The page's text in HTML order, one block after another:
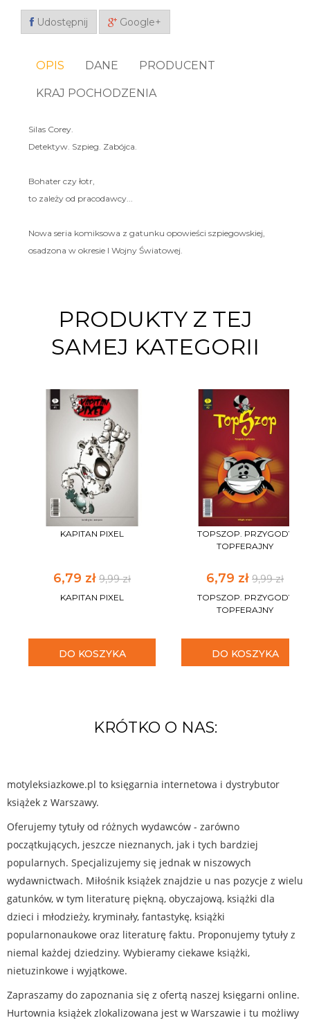
Udostępnij Google+
OPIS DANE PRODUCENT
KRAJ POCHODZENIA
Silas Corey.
Detektyw. Szpieg. Zabójca.
Bohater czy łotr,
to zależy od pracodawcy...
Nowa seria komiksowa z gatunku opowieści szpiegowskiej,
osadzona w okresie I Wojny Światowej.
PRODUKTY Z TEJ
SAMEJ KATEGORII
KAPITAN PIXEL
6,79 zł 9,99 zł
KAPITAN PIXEL
DO KOSZYKA
TOPSZOP. PRZYGODY
TOPFERAJNY
6,79 zł 9,99 zł
TOPSZOP. PRZYGODY
TOPFERAJNY
DO KOSZYKA
KRÓTKO O NAS:
motyleksiazkowe.pl to księgarnia internetowa i dystrybutor
książek z Warszawy.
Oferujemy tytuły od różnych wydawców - zarówno
początkujących, jeszcze nieznanych, jak i tych bardziej
popularnych. Specjalizujemy się jednak w niszowych
wydawnictwach. Miłośnik książek znajdzie u nas pozycje z wielu
gatunków, w tym literaturę piękną, obyczajową, książki dla
dzieci i młodzieży, kryminały, fantastykę, książki
popularnonaukowe oraz literaturę faktu. Proponujemy tytuły z
niemal każdej dziedziny. Wybieramy ciekawe książki,
nietuzinkowe i wyjątkowe.
Zapraszamy do zapoznania się z ofertą naszej księgarni online.
Hurtownia książek zlokalizowana jest w Warszawie i tu możliwy